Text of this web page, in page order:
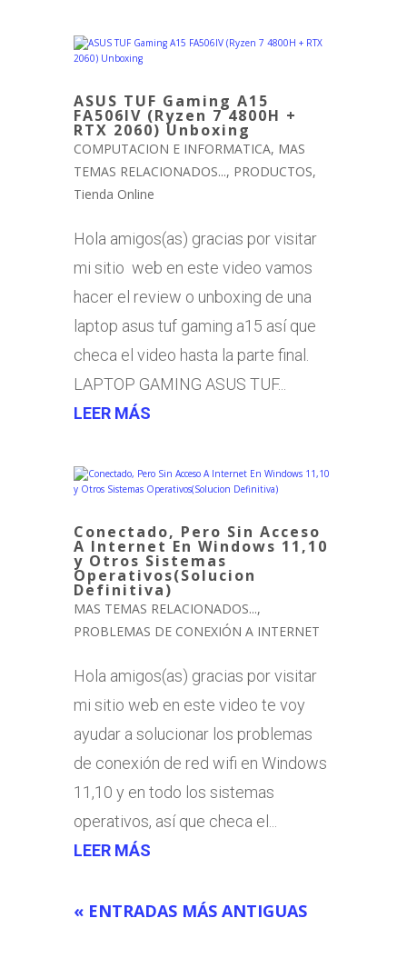
ASUS TUF Gaming A15
FA506IV (Ryzen 7 4800H +
RTX 2060) Unboxing
COMPUTACION E INFORMATICA, MAS
TEMAS RELACIONADOS..., PRODUCTOS,
Tienda Online
Hola amigos(as) gracias por visitar
mi sitio web en este video vamos
hacer el review o unboxing de una
laptop asus tuf gaming a15 así que
checa el video hasta la parte final.
LAPTOP GAMING ASUS TUF...
LEER MÁS
Conectado, Pero Sin Acceso
A Internet En Windows 11,10
y Otros Sistemas
Operativos(Solucion
Definitiva)
MAS TEMAS RELACIONADOS...,
PROBLEMAS DE CONEXIÓN A INTERNET
Hola amigos(as) gracias por visitar
mi sitio web en este video te voy
ayudar a solucionar los problemas
de conexión de red wifi en Windows
11,10 y en todo los sistemas
operativos, así que checa el...
LEER MÁS
« ENTRADAS MÁS ANTIGUAS